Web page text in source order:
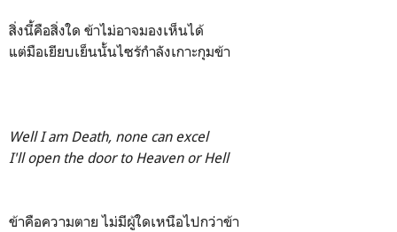
สิ่งนี้คือสิ่งใด ข้าไม่อาจมองเห็นได้
แต่มือเยียบเย็นนั้นไซร้กำลังเกาะกุมข้า
Well I am Death, none can excel
I'll open the door to Heaven or Hell
ข้าคือความตาย ไม่มีผู้ใดเหนือไปกว่าข้า